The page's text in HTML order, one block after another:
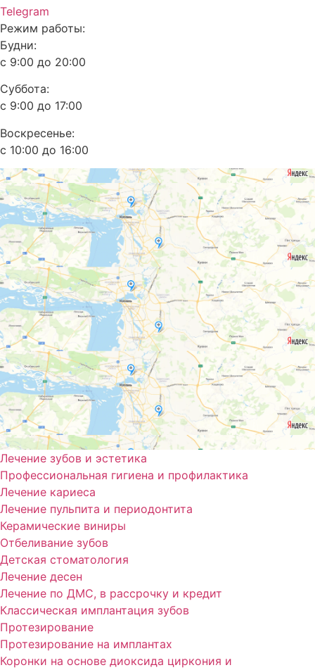
Telegram
Режим работы:
Будни:
с 9:00 до 20:00
Суббота:
с 9:00 до 17:00
Воскресенье:
с 10:00 до 16:00
Лечение зубов и эстетика
Профессиональная гигиена и профилактика
Лечение кариеса
Лечение пульпита и периодонтита
Керамические виниры
Отбеливание зубов
Детская стоматология
Лечение десен
Лечение по ДМС, в рассрочку и кредит
Классическая имплантация зубов
Протезирование
Протезирование на имплантах
Коронки на основе диоксида циркония и